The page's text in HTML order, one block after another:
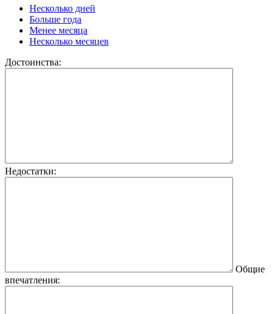
Несколько дней
Больше года
Менее месяца
Несколько месяцев
Достоинства:
Недостатки:
Общие
впечатления: